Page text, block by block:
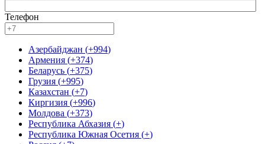
Телефон
Азербайджан (+994)
Армения (+374)
Беларусь (+375)
Грузия (+995)
Казахстан (+7)
Киргизия (+996)
Молдова (+373)
Республика Абхазия (+)
Республика Южная Осетия (+)